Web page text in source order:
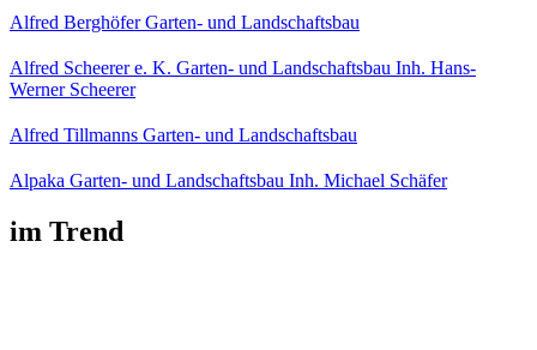
Alfred Berghöfer Garten- und Landschaftsbau
Alfred Scheerer e. K. Garten- und Landschaftsbau Inh. Hans-
Werner Scheerer
Alfred Tillmanns Garten- und Landschaftsbau
Alpaka Garten- und Landschaftsbau Inh. Michael Schäfer
im Trend